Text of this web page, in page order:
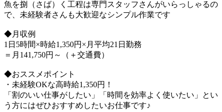
魚を捌（さば）く工程は専門スタッフさんがいらっしゃるの
で、未経験者さんも大歓迎なシンプル作業です
◆月収例
1日5時間×時給1,350円×月平均21日勤務
＝月141,750円～（＋交通費）
◆おススメポイント
・未経験OKな高時給1,350円！
「割のいい仕事がしたい」「時間を効率よく使いたい」とい
う方にはぜひおすすめしたいお仕事です♪